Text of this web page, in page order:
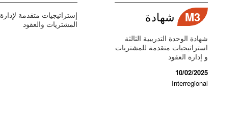
M3 شهادة
شهادة الوحدة التدريبية الثالثة
استراتيجيات متقدمة للمشتريات
و إدارة العقود
10/02/2025
Interregional
إستراتيجيات متقدمة لإدارة
المشتريات والعقود